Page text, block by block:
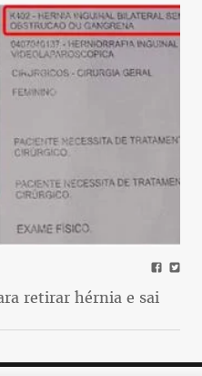
retirar hérnia e sai